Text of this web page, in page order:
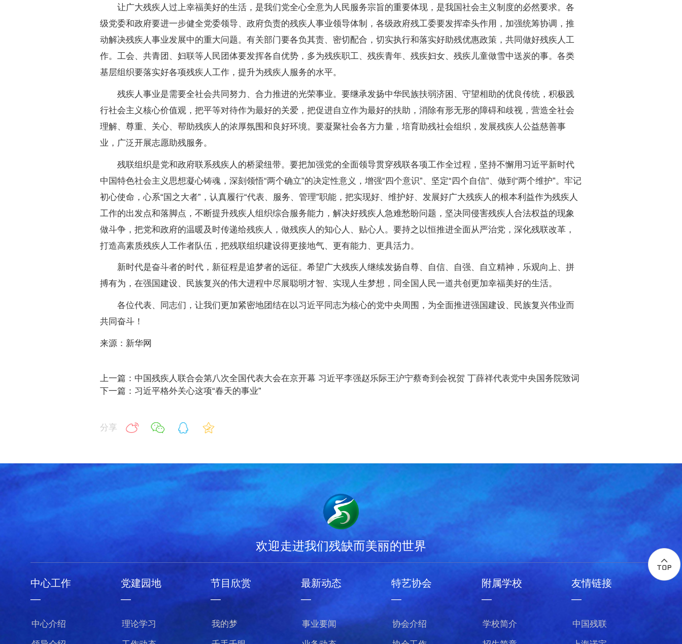
让广大残疾人过上幸福美好的生活，是我们党全心全意为人民服务宗旨的重要体现，是我国社会主义制度的必然要求。各
级党委和政府要进一步健全党委领导、政府负责的残疾人事业领导体制，各级政府残工委要发挥牵头作用，加强统筹协调，推
动解决残疾人事业发展中的重大问题。有关部门要各负其责、密切配合，切实执行和落实好助残优惠政策，共同做好残疾人工
作。工会、共青团、妇联等人民团体要发挥各自优势，多为残疾职工、残疾青年、残疾妇女、残疾儿童做雪中送炭的事。各类
基层组织要落实好各项残疾人工作，提升为残疾人服务的水平。
残疾人事业是需要全社会共同努力、合力推进的光荣事业。要继承发扬中华民族扶弱济困、守望相助的优良传统，积极践
行社会主义核心价值观，把平等对待作为最好的关爱，把促进自立作为最好的扶助，消除有形无形的障碍和歧视，营造全社会
理解、尊重、关心、帮助残疾人的浓厚氛围和良好环境。要凝聚社会各方力量，培育助残社会组织，发展残疾人公益慈善事
业，广泛开展志愿助残服务。
残联组织是党和政府联系残疾人的桥梁纽带。要把加强党的全面领导贯穿残联各项工作全过程，坚持不懈用习近平新时代
中国特色社会主义思想凝心铸魂，深刻领悟“两个确立”的决定性意义，增强“四个意识”、坚定“四个自信”、做到“两个维护”。牢记
初心使命，心系“国之大者”，认真履行“代表、服务、管理”职能，把实现好、维护好、发展好广大残疾人的根本利益作为残疾人
工作的出发点和落脚点，不断提升残疾人组织综合服务能力，解决好残疾人急难愁盼问题，坚决同侵害残疾人合法权益的现象
做斗争，把党和政府的温暖及时传递给残疾人，做残疾人的知心人、贴心人。要持之以恒推进全面从严治党，深化残联改革，
打造高素质残疾人工作者队伍，把残联组织建设得更接地气、更有能力、更具活力。
新时代是奋斗者的时代，新征程是追梦者的远征。希望广大残疾人继续发扬自尊、自信、自强、自立精神，乐观向上、拼
搏有为，在强国建设、民族复兴的伟大进程中尽展聪明才智、实现人生梦想，同全国人民一道共创更加幸福美好的生活。
各位代表、同志们，让我们更加紧密地团结在以习近平同志为核心的党中央周围，为全面推进强国建设、民族复兴伟业而
共同奋斗！
来源：新华网
上一篇：中国残疾人联合会第八次全国代表大会在京开幕 习近平李强赵乐际王沪宁蔡奇到会祝贺 丁薛祥代表党中央国务院致词
下一篇：习近平格外关心这项“春天的事业”
分享
欢迎走进我们残缺而美丽的世界
中心工作
—
中心介绍
党建园地
—
理论学习
节目欣赏
—
我的梦
最新动态
—
事业要闻
特艺协会
—
协会介绍
附属学校
—
学校简介
友情链接
—
中国残联